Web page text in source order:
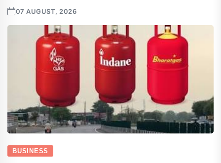
07 AUGUST, 2026
BUSINESS